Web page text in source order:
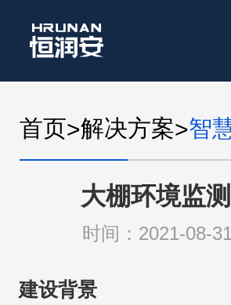
首页>解决方案>智
大棚环境监
时间：2021-08-31
建设背景